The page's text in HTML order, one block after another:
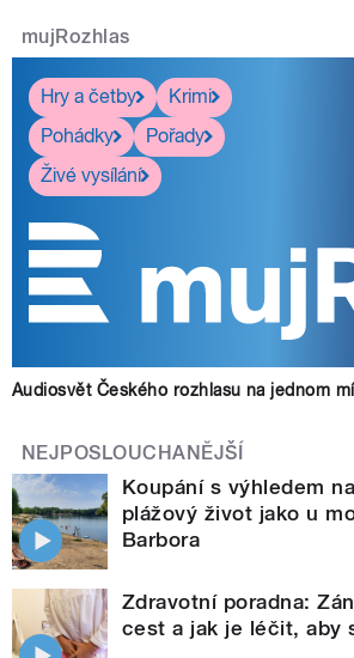
mujRozhlas
Hry a četby
Krimi
Pohádky
Pořady
Živé vysílání
Audiosvět Českého rozhlasu na jednom
NEJPOSLOUCHANĚJŠÍ
Koupání s výhledem
plážový život jako u
Barbora
Zdravotní poradna:
cest a jak je léčit, aby